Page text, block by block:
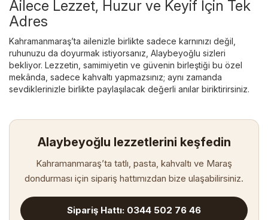
Ailece Lezzet, Huzur ve Keyif İçin Tek
Adres
Kahramanmaraş’ta ailenizle birlikte sadece karnınızı değil,
ruhunuzu da doyurmak istiyorsanız, Alaybeyoğlu sizleri
bekliyor. Lezzetin, samimiyetin ve güvenin birleştiği bu özel
mekânda, sadece kahvaltı yapmazsınız; aynı zamanda
sevdiklerinizle birlikte paylaşılacak değerli anılar biriktirirsiniz.
Alaybeyoğlu lezzetlerini keşfedin
Kahramanmaraş’ta tatlı, pasta, kahvaltı ve Maraş
dondurması için sipariş hattımızdan bize ulaşabilirsiniz.
Sipariş Hattı: 0344 502 76 46